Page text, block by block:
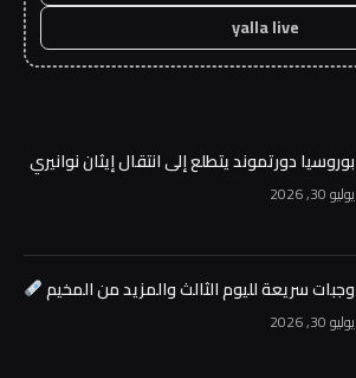
yalla live
بوروسيا دورتموند يتطلع إلى انتقال إيثان نوانيري
يوليو 30, 2026
وجبات سريعة لليوم الثالث والمزيد من المخيم
يوليو 30, 2026